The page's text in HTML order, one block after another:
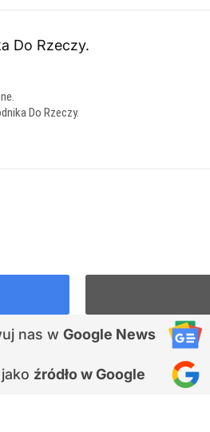
Do Rzeczy.
Do Rzeczy.
nas w Google News
źródło w Google